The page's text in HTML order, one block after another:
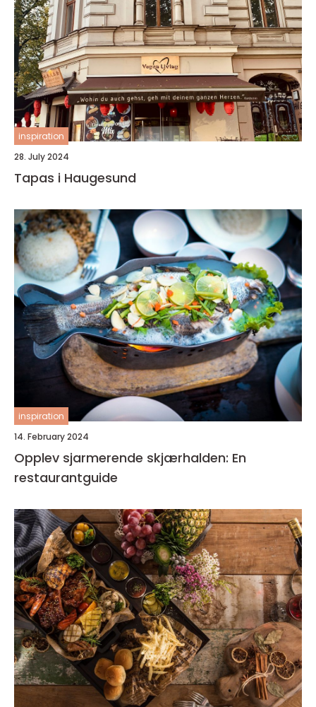
inspiration
28. July 2024
Tapas i Haugesund
inspiration
14. February 2024
Opplev sjarmerende skjærhalden: En
restaurantguide